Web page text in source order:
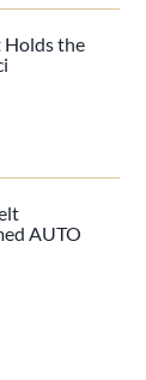
Holds the
AUTO